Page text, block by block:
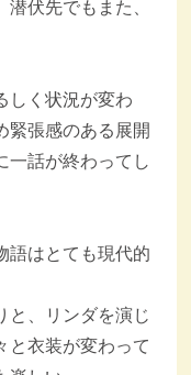
伏先でもまた、
しく状況が変わ
緊張感のある展開
一話が終わってし
語はとても現代的
、リンダを演じ
と衣装が変わって